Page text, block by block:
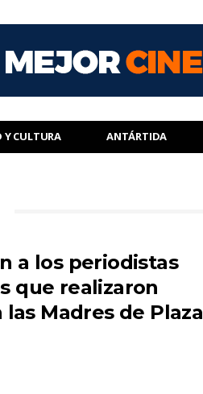
Y CULTURA ANTÁRTIDA
a los periodistas
que realizaron
Madres de Plaza